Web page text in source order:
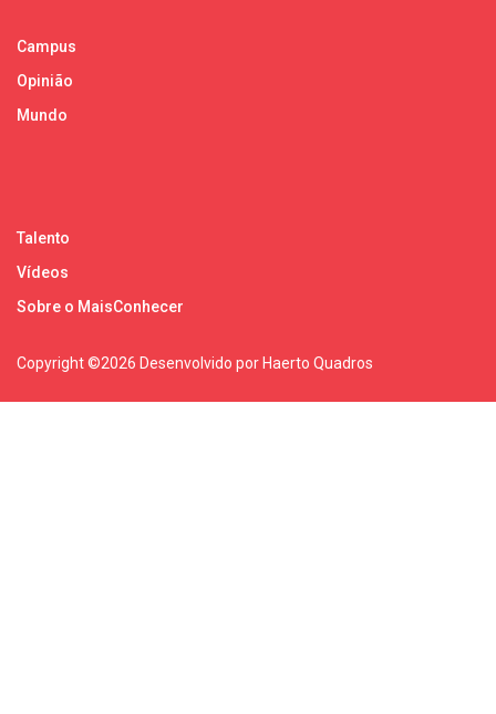
Campus
Opinião
Mundo
Talento
Vídeos
Sobre o MaisConhecer
Copyright ©2026 Desenvolvido por Haerto Quadros